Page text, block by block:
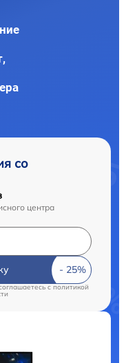
со
центра
c политикой